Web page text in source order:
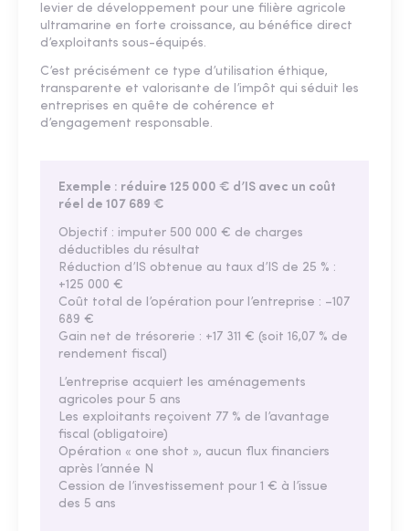
levier de développement pour une filière agricole
ultramarine en forte croissance, au bénéfice direct
d’exploitants sous-équipés.
C’est précisément ce type d’utilisation éthique,
transparente et valorisante de l’impôt qui séduit les
entreprises en quête de cohérence et
d’engagement responsable.
Exemple : réduire 125 000 € d’IS avec un coût
réel de 107 689 €
Objectif : imputer 500 000 € de charges
déductibles du résultat
Réduction d’IS obtenue au taux d’IS de 25 % :
+125 000 €
Coût total de l’opération pour l’entreprise : –107
689 €
Gain net de trésorerie : +17 311 € (soit 16,07 % de
rendement fiscal)
L’entreprise acquiert les aménagements
agricoles pour 5 ans
Les exploitants reçoivent 77 % de l’avantage
fiscal (obligatoire)
Opération « one shot », aucun flux financiers
après l’année N
Cession de l’investissement pour 1 € à l’issue
des 5 ans